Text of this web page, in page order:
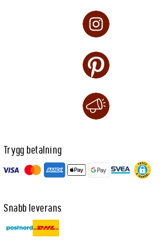
Trygg betalning
Snabb leverans